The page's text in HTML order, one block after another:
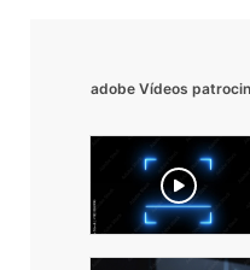
adobe Vídeos